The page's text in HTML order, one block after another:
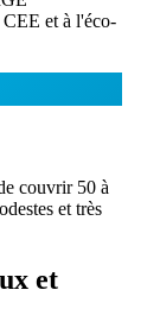
et à l'éco-
couvrir 50 à
et très
et